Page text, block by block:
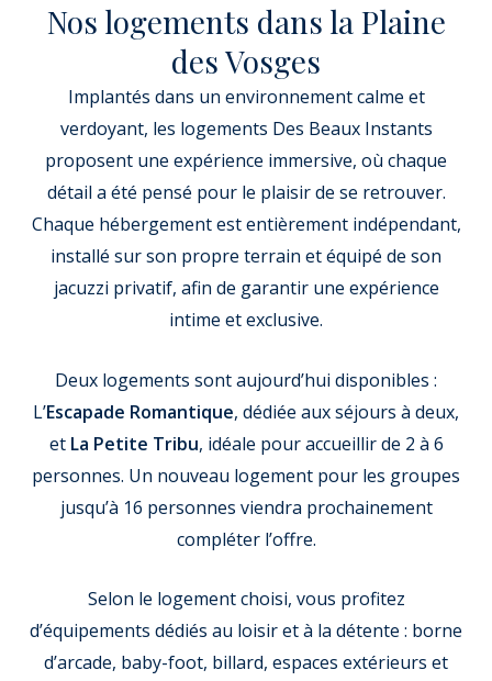
Nos logements dans la Plaine
des Vosges
Implantés dans un environnement calme et
verdoyant, les logements Des Beaux Instants
proposent une expérience immersive, où chaque
détail a été pensé pour le plaisir de se retrouver.
Chaque hébergement est entièrement indépendant,
installé sur son propre terrain et équipé de son
jacuzzi privatif, afin de garantir une expérience
intime et exclusive.
Deux logements sont aujourd’hui disponibles :
L’Escapade Romantique, dédiée aux séjours à deux,
et La Petite Tribu, idéale pour accueillir de 2 à 6
personnes. Un nouveau logement pour les groupes
jusqu’à 16 personnes viendra prochainement
compléter l’offre.
Selon le logement choisi, vous profitez
d’équipements dédiés au loisir et à la détente : borne
d’arcade, baby-foot, billard, espaces extérieurs et